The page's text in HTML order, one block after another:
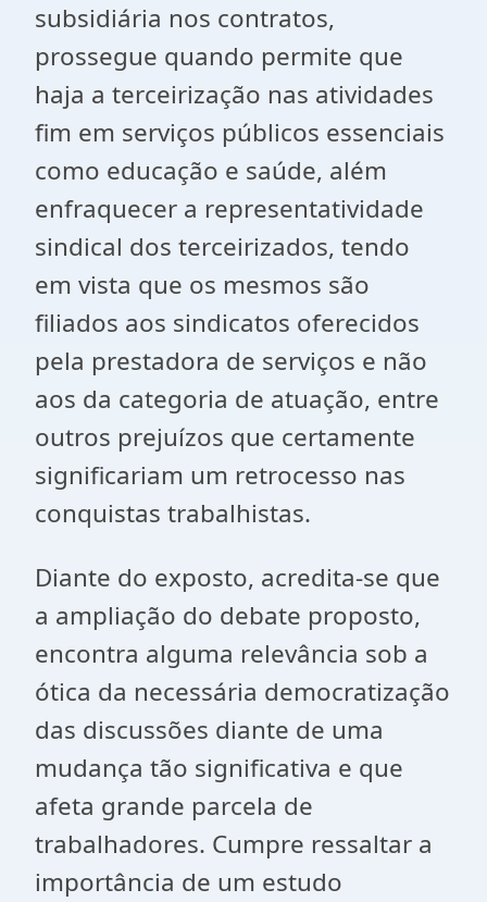
subsidiária nos contratos,
prossegue quando permite que
haja a terceirização nas atividades
fim em serviços públicos essenciais
como educação e saúde, além
enfraquecer a representatividade
sindical dos terceirizados, tendo
em vista que os mesmos são
filiados aos sindicatos oferecidos
pela prestadora de serviços e não
aos da categoria de atuação, entre
outros prejuízos que certamente
significariam um retrocesso nas
conquistas trabalhistas.
Diante do exposto, acredita-se que
a ampliação do debate proposto,
encontra alguma relevância sob a
ótica da necessária democratização
das discussões diante de uma
mudança tão significativa e que
afeta grande parcela de
trabalhadores. Cumpre ressaltar a
importância de um estudo